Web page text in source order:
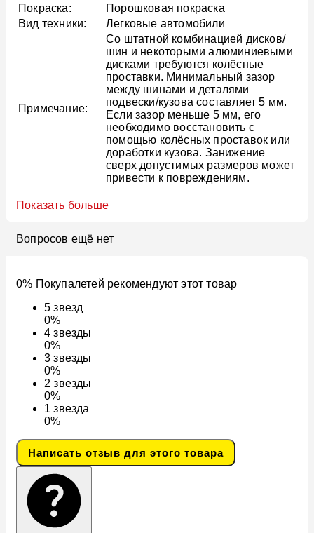
Покраска:
Порошковая покраска
Вид техники:
Легковые автомобили
Примечание:
Со штатной комбинацией дисков/
шин и некоторыми алюминиевыми
дисками требуются колёсные
проставки. Минимальный зазор
между шинами и деталями
подвески/кузова составляет 5 мм.
Если зазор меньше 5 мм, его
необходимо восстановить с
помощью колёсных проставок или
доработки кузова. Занижение
сверх допустимых размеров может
привести к повреждениям.
Показать больше
Вопросов ещё нет
0% Покупалетей рекомендуют этот товар
5звезд
0%
4звезды
0%
3звезды
0%
2звезды
0%
1звезда
0%
Написать отзыв для этого товара